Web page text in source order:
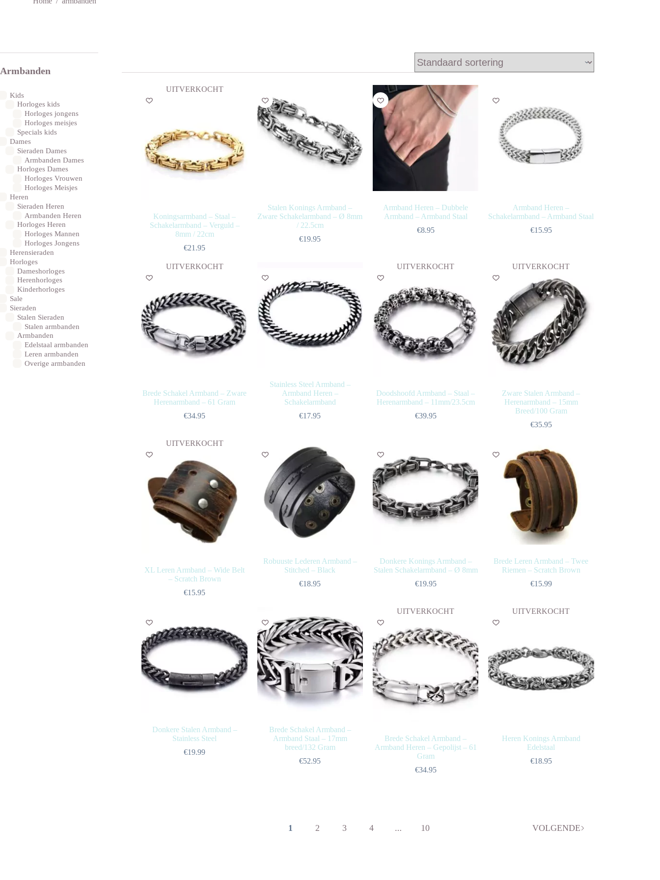
UITVERKOCHT
Koningsarmband – Staal –
Schakelarmband – Verguld –
8mm / 22cm
€21.95
Stalen Konings Armband –
Zware Schakelarmband – Ø 8mm
/ 22.5cm
€19.95
Armband Heren – Dubbele
Armband – Armband Staal
€8.95
Armband Heren –
Schakelarmband – Armband Staal
€15.95
UITVERKOCHT
Brede Schakel Armband – Zware
Herenarmband – 61 Gram
€34.95
Stainless Steel Armband –
Armband Heren –
Schakelarmband
€17.95
UITVERKOCHT
Doodshoofd Armband – Staal –
Herenarmband – 11mm/23.5cm
€39.95
UITVERKOCHT
Zware Stalen Armband –
Herenarmband – 15mm
Breed/100 Gram
€35.95
UITVERKOCHT
XL Leren Armband – Wide Belt
– Scratch Brown
€15.95
Robuuste Lederen Armband –
Stitched – Black
€18.95
Donkere Konings Armband –
Stalen Schakelarmband – Ø 8mm
€19.95
Brede Leren Armband – Twee
Riemen – Scratch Brown
€15.99
Donkere Stalen Armband –
Stainless Steel
€19.99
Brede Schakel Armband –
Armband Staal – 17mm
breed/132 Gram
€52.95
UITVERKOCHT
Brede Schakel Armband –
Armband Heren – Gepolijst – 61
Gram
€34.95
UITVERKOCHT
Heren Konings Armband
Edelstaal
€18.95
1 2 3 4 … 10 VOLGENDE
Armbanden
Kids
Horloges kids
Horloges jongens
Horloges meisjes
Specials kids
Dames
Sieraden Dames
Armbanden Dames
Horloges Dames
Horloges Vrouwen
Horloges Meisjes
Heren
Sieraden Heren
Armbanden Heren
Horloges Heren
Horloges Mannen
Horloges Jongens
Herensieraden
Horloges
Dameshorloges
Herenhorloges
Kinderhorloges
Sale
Sieraden
Stalen Sieraden
Stalen armbanden
Armbanden
Edelstaal armbanden
Leren armbanden
Overige armbanden